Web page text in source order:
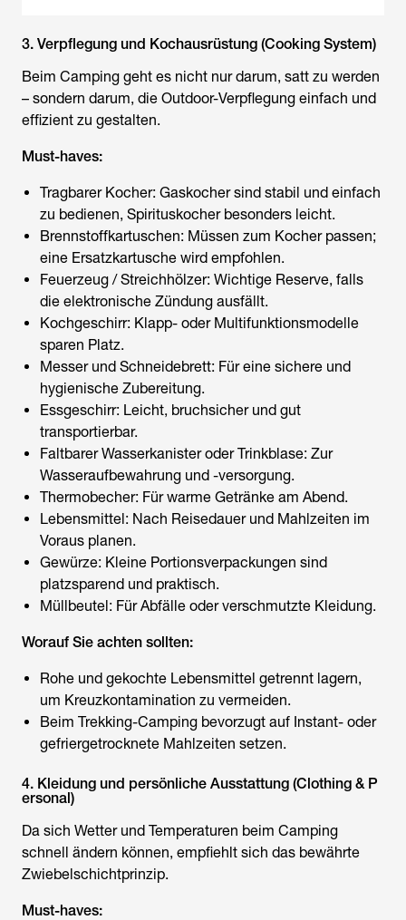
3. Verpflegung und Kochausrüstung (Cooking System)
Beim Camping geht es nicht nur darum, satt zu werden
– sondern darum, die Outdoor-Verpflegung einfach und
effizient zu gestalten.
Must-haves:
Tragbarer Kocher: Gaskocher sind stabil und einfach
zu bedienen, Spirituskocher besonders leicht.
Brennstoffkartuschen: Müssen zum Kocher passen;
eine Ersatzkartusche wird empfohlen.
Feuerzeug / Streichhölzer: Wichtige Reserve, falls
die elektronische Zündung ausfällt.
Kochgeschirr: Klapp- oder Multifunktionsmodelle
sparen Platz.
Messer und Schneidebrett: Für eine sichere und
hygienische Zubereitung.
Essgeschirr: Leicht, bruchsicher und gut
transportierbar.
Faltbarer Wasserkanister oder Trinkblase: Zur
Wasseraufbewahrung und -versorgung.
Thermobecher: Für warme Getränke am Abend.
Lebensmittel: Nach Reisedauer und Mahlzeiten im
Voraus planen.
Gewürze: Kleine Portionsverpackungen sind
platzsparend und praktisch.
Müllbeutel: Für Abfälle oder verschmutzte Kleidung.
Worauf Sie achten sollten:
Rohe und gekochte Lebensmittel getrennt lagern,
um Kreuzkontamination zu vermeiden.
Beim Trekking-Camping bevorzugt auf Instant- oder
gefriergetrocknete Mahlzeiten setzen.
4. Kleidung und persönliche Ausstattung (Clothing & P
ersonal)
Da sich Wetter und Temperaturen beim Camping
schnell ändern können, empfiehlt sich das bewährte
Zwiebelschichtprinzip.
Must-haves: